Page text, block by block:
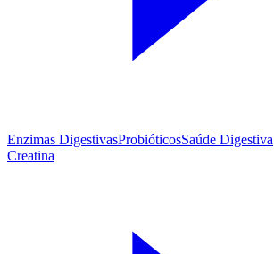
Enzimas DigestivasProbióticosSaúde Digestiva
Creatina